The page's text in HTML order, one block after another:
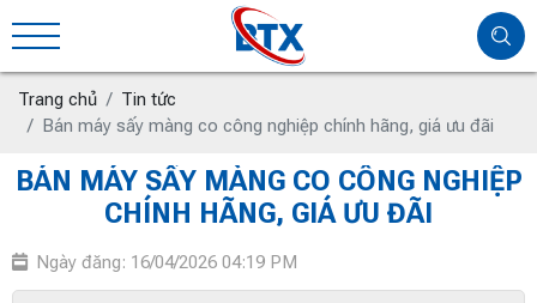
Trang chủ
Tin tức
Bán máy sấy màng co công nghiệp chính hãng, giá ưu đãi
BÁN MÁY SẤY MÀNG CO CÔNG NGHIỆP
CHÍNH HÃNG, GIÁ ƯU ĐÃI
Ngày đăng: 16/04/2026 04:19 PM